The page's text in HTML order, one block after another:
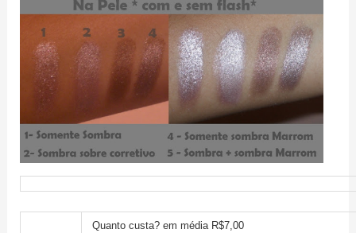
Quanto custa? em média R$7,00